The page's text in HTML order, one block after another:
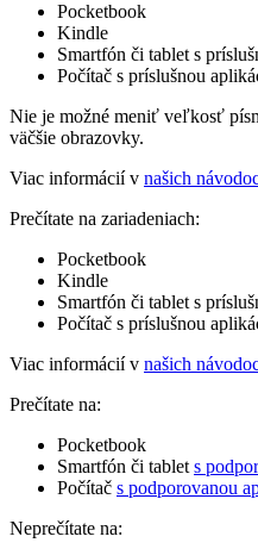
Pocketbook
Kindle
Smartfón či tablet s
Počítač s príslušnou
Nie je možné meniť veľkosť
väčšie obrazovky.
Viac informácií v našich
Prečítate na zariadeniach:
Pocketbook
Kindle
Smartfón či tablet s
Počítač s príslušnou
Viac informácií v našich
Prečítate na:
Pocketbook
Smartfón či tablet s
Počítač s podporovanou
Neprečítate na: